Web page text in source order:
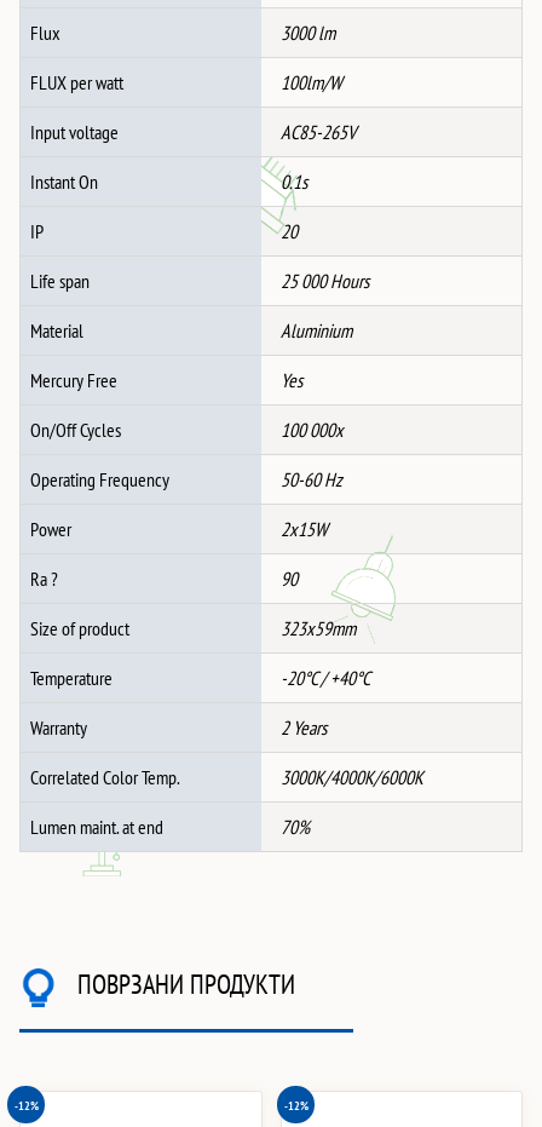
Flux 3000 lm
FLUX per watt 100lm/W
Input voltage AC85-265V
Instant On 0.1s
IP 20
Life span 25 000 Hours
Material Aluminium
Mercury Free Yes
On/Off Cycles 100 000x
Operating Frequency 50-60 Hz
Power 2x15W
Ra ? 90
Size of product 323x59mm
Temperature -20°C / +40°C
Warranty 2 Years
Correlated Color Temp. 3000K/4000K/6000K
Lumen maint. at end 70%
ПОВРЗАНИ ПРОДУКТИ
-12% -12%